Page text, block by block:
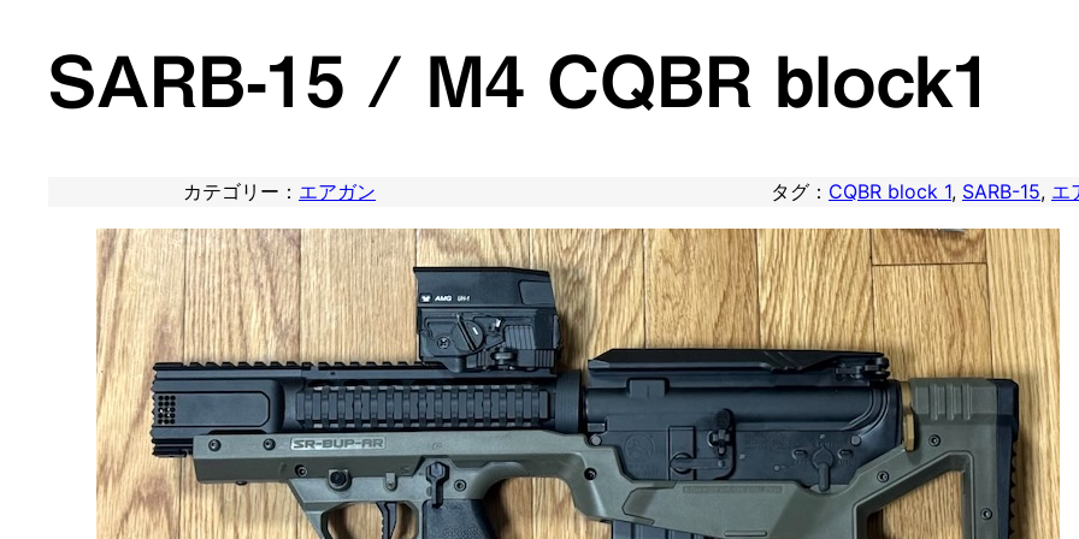
SARB-15 / M4 CQBR block1
カテゴリー： エアガン タグ： CQBR block 1, SARB-15, エ